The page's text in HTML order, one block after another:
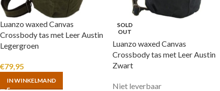
Luanzo waxed Canvas
Crossbody tas met Leer Austin
Legergroen
€79,95
IN WINKELMAND
SOLD
OUT
Luanzo waxed Canvas
Crossbody tas met Leer Austin
Zwart
Niet leverbaar